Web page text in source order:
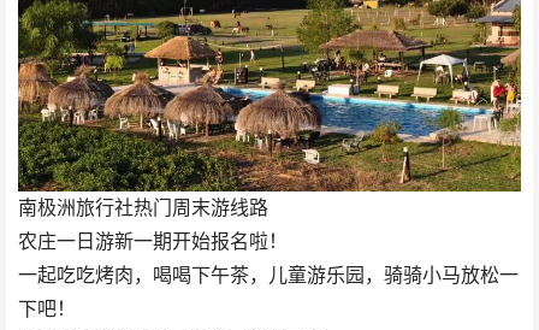
南极洲旅行社热门周末游线路
农庄一日游新一期开始报名啦！
一起吃吃烤肉，喝喝下午茶，儿童游乐园，骑骑小马放松一
下吧！